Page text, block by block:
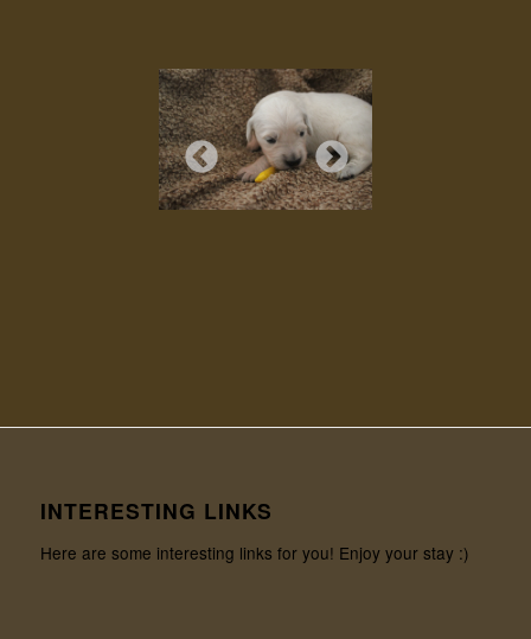
INTERESTING LINKS
Here are some interesting links for you! Enjoy your stay :)